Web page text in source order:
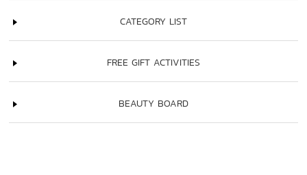
CATEGORY LIST
FREE GIFT ACTIVITIES
BEAUTY BOARD